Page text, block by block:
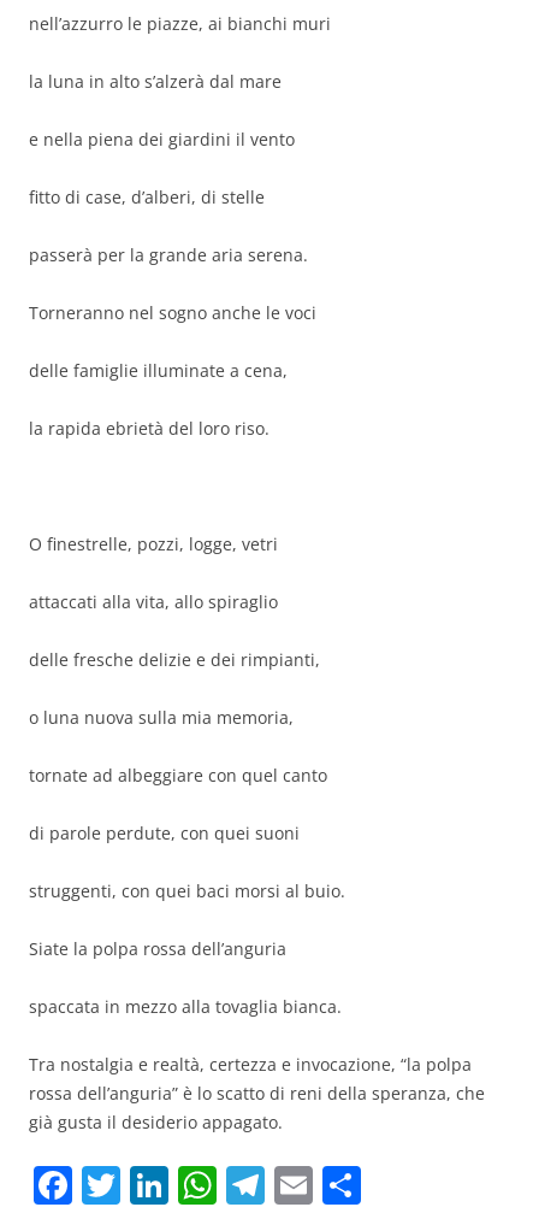
nell’azzurro le piazze, ai bianchi muri
la luna in alto s’alzerà dal mare
e nella piena dei giardini il vento
fitto di case, d’alberi, di stelle
passerà per la grande aria serena.
Torneranno nel sogno anche le voci
delle famiglie illuminate a cena,
la rapida ebrietà del loro riso.
O finestrelle, pozzi, logge, vetri
attaccati alla vita, allo spiraglio
delle fresche delizie e dei rimpianti,
o luna nuova sulla mia memoria,
tornate ad albeggiare con quel canto
di parole perdute, con quei suoni
struggenti, con quei baci morsi al buio.
Siate la polpa rossa dell’anguria
spaccata in mezzo alla tovaglia bianca.
Tra nostalgia e realtà, certezza e invocazione, “la polpa
rossa dell’anguria” è lo scatto di reni della speranza, che
già gusta il desiderio appagato.
F T Li W T E